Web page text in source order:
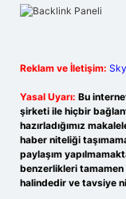
Reklam ve İletişim:
Yasal Uyarı: Bu
şirketi ile hiçbir
hazırladığımız
haber niteliği
paylaşım
benzerlikleri
halindedir ve tavsiye